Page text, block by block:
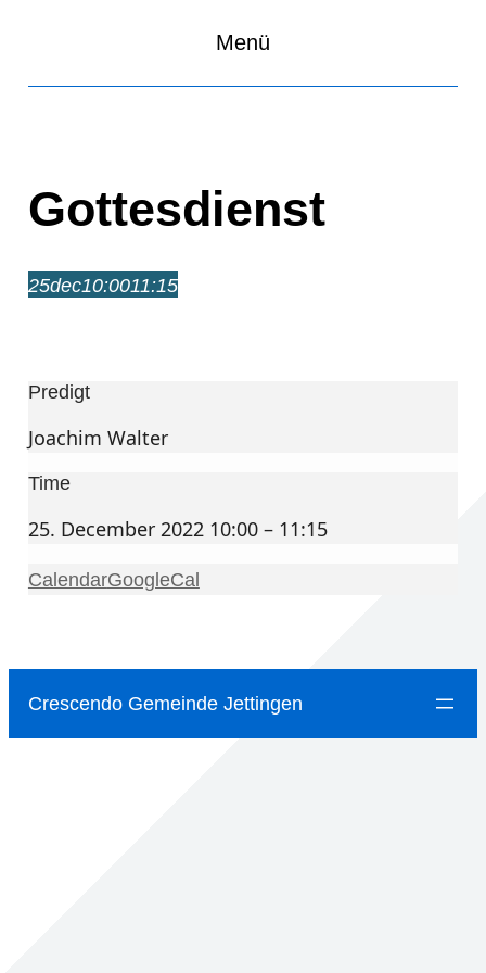
Menü
Gottesdienst
25dec10:0011:15
Predigt
Joachim Walter
Time
25. December 2022 10:00 – 11:15
CalendarGoogleCal
Crescendo Gemeinde Jettingen